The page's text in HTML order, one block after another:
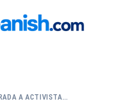
A ACTIVISTA…